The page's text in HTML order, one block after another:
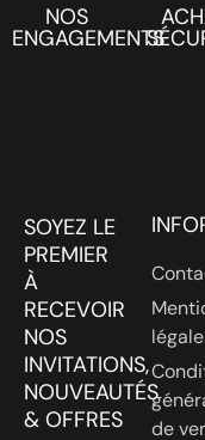
NOS
ENGAGEMENTS
SOYEZ LE
PREMIER
À
RECEVOIR
NOS
INVITATIONS,
NOUVEAUTÉS
& OFFRES
de